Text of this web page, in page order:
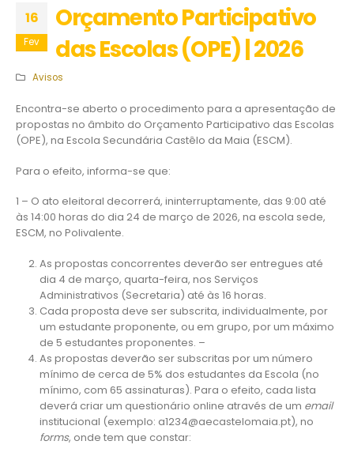
16
Fev
Orçamento Participativo
das Escolas (OPE) | 2026
Avisos
Encontra-se aberto o procedimento para a apresentação de
propostas no âmbito do Orçamento Participativo das Escolas
(OPE), na Escola Secundária Castêlo da Maia (ESCM).
Para o efeito, informa-se que:
1 – O ato eleitoral decorrerá, ininterruptamente, das 9:00 até
às 14:00 horas do dia 24 de março de 2026, na escola sede,
ESCM, no Polivalente.
As propostas concorrentes deverão ser entregues até
dia 4 de março, quarta-feira, nos Serviços
Administrativos (Secretaria) até às 16 horas.
Cada proposta deve ser subscrita, individualmente, por
um estudante proponente, ou em grupo, por um máximo
de 5 estudantes proponentes. –
As propostas deverão ser subscritas por um número
mínimo de cerca de 5% dos estudantes da Escola (no
mínimo, com 65 assinaturas). Para o efeito, cada lista
deverá criar um questionário online através de um email
institucional (exemplo: a1234@aecastelomaia.pt), no
forms, onde tem que constar: